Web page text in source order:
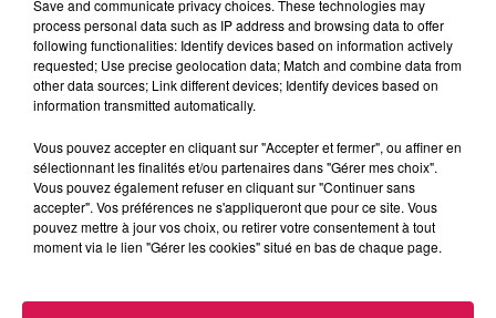
DÉTOUR D'ÉTÉ À FELLERIES, AVEC LAURENCE
Bienvenue dans Détour d'été !
Le podcast qui sent bon les vacances et les escapades
inattendues.
Ici, ce sont vos voix, vos anecdotes et vos coins préférés qui
nous font voyager.
Préparez vos valises ... ou juste vos écouteurs : on part se
Save and communicate privacy choices. These technologies may
process personal data such as IP address and browsing data to offer
following functionalities: Identify devices based on information actively
requested; Use precise geolocation data; Match and combine data from
other data sources; Link different devices; Identify devices based on
information transmitted automatically.
Vous pouvez accepter en cliquant sur "Accepter et fermer", ou affiner en
sélectionnant les finalités et/ou partenaires dans "Gérer mes choix".
Vous pouvez également refuser en cliquant sur "Continuer sans
accepter". Vos préférences ne s'appliqueront que pour ce site. Vous
pouvez mettre à jour vos choix, ou retirer votre consentement à tout
moment via le lien "Gérer les cookies" situé en bas de chaque page.